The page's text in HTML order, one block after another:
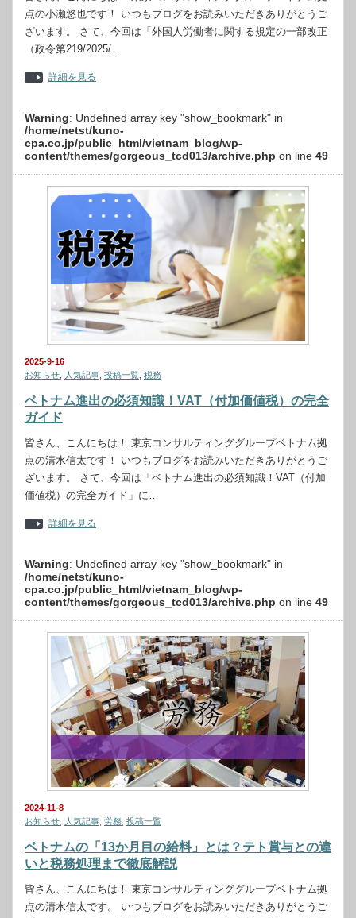
点の小瀬悠也です！ いつもブログをお読みいただきありがとうご
ざいます。 さて、今回は「外国人労働者に関する規定の一部改正
（政令第219/2025/…
詳細を見る
Warning: Undefined array key "show_bookmark" in
/home/netst/kuno-
cpa.co.jp/public_html/vietnam_blog/wp-
content/themes/gorgeous_tcd013/archive.php on line 49
2025-9-16
お知らせ
人気記事 投稿一覧 税務
ベトナム進出の必須知識！VAT（付加価値税）の完全
ガイド
皆さん、こんにちは！ 東京コンサルティンググループベトナム拠
点の清水信太です！ いつもブログをお読みいただきありがとうご
ざいます。 さて、今回は「ベトナム進出の必須知識！VAT（付加
価値税）の完全ガイド」に…
詳細を見る
Warning: Undefined array key "show_bookmark" in
/home/netst/kuno-
cpa.co.jp/public_html/vietnam_blog/wp-
content/themes/gorgeous_tcd013/archive.php on line 49
2024-11-8
お知らせ
人気記事 労務 投稿一覧
ベトナムの「13か月目の給料」とは？テト賞与との違
いと税務処理まで徹底解説
皆さん、こんにちは！ 東京コンサルティンググループベトナム拠
点の清水信太です。 いつもブログをお読みいただきありがとうご